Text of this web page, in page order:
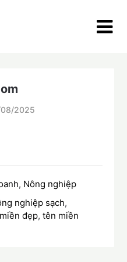
2025
, Nông nghiệp
nghiệp sạch,
đẹp,tên miền